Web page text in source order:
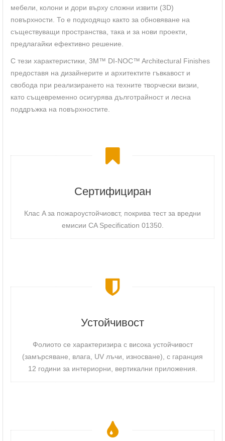
мебели, колони и дори върху сложни извити (3D)
повърхности. То е подходящо както за обновяване на
съществуващи пространства, така и за нови проекти,
предлагайки ефективно решение.
С тези характеристики, 3M™ DI-NOC™ Architectural Finishes
предоставя на дизайнерите и архитектите гъвкавост и
свобода при реализирането на техните творчески визии,
като същевременно осигурява дълготрайност и лесна
поддръжка на повърхностите.
Сертифициран
Клас A за пожароустойчиовст, покрива тест за вредни
емисии CA Specification 01350.
Устойчивост
Фолиото се характеризира с висока устойчивост
(замърсяване, влага, UV лъчи, износване), с гаранция
12 години за интериорни, вертикални приложения.